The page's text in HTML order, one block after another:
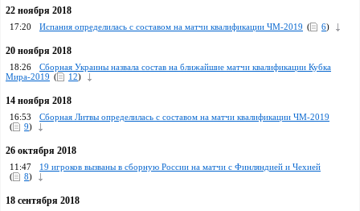
22 ноября 2018
17:20 Испания определилась с составом на матчи квалификации ЧМ-2019 ( 6)
20 ноября 2018
18:26
Сборная Украины назвала состав на ближайшие матчи квалификации Кубка
Мира-2019 ( 12)
14 ноября 2018
16:53
Сборная Литвы определилась с составом на матчи квалификации ЧМ-2019
(
9)
26 октября 2018
11:47
19 игроков вызваны в сборную России на матчи с Финляндией и Чехией
(
8)
18 сентября 2018